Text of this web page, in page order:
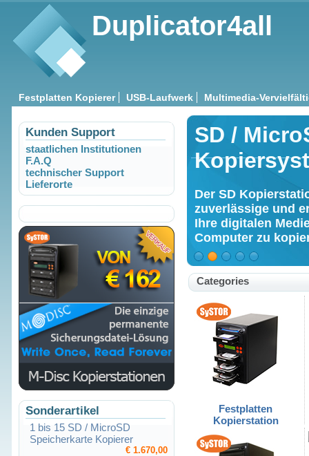
SD /
Der SD
zuverlässige und
Ihre digitalen
Computer zu
Categories
Festplatten
Kopierstation
Kunden Support
staatlichen Institutionen
F.A.Q
technischer Support
Lieferorte
Sonderartikel
1 bis 15 SD / MicroSD
Speicherkarte Kopierer
€ 1.670,00
Festplatten Kopierer USB-Laufwerk Multimedia-
Duplicator4all